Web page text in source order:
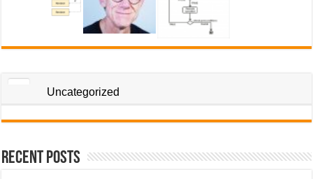
Uncategorized
Recent Posts